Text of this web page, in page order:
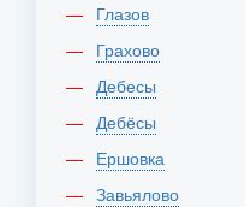
Глазов
Грахово
Дебесы
Дебёсы
Ершовка
Завьялово